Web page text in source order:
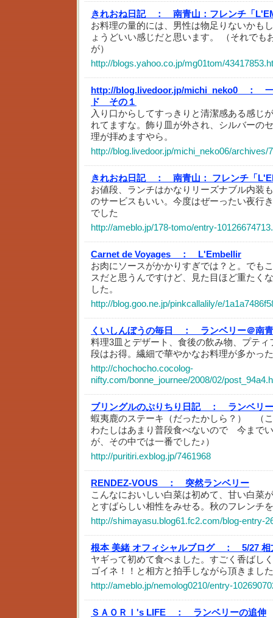
きれおね日記 ：
南青山：フレンチ「
お料理の量的には、男性は物足りないかも
ょうどいい感じだと思います。 （それでも
が）
http://blogs.yahoo.co.jp/mg01tom/
http://blog.livedoor.jp/michi_neko0 ：
ド その１
入り口からしてすっきりと清潔感ある感じ
れてますな。飾り皿が外され、シルバーの
理が拝めますやら。
http://blog.livedoor.jp/michi_neko06/archives/
きれおね日記 ：
南青山： フレンチ「
お値段、ランチはかなりリーズナブル内装
のサービスもいい。今度はぜーったい夜行
でした
http://ameblo.jp/178-tomo/entry-
Carnet de Voyages ：
L'Embellir
お肉にソースがかかりすぎでは？と。でも
スだと思うんですけど、見た目ほど重たく
した。
http://blog.goo.ne.jp/pinkcallalily/e/
くいしんぼうの毎日 ：
ランベリー＠南
料理3皿とデザート、食後の飲み物、プテ
段はお得。繊細で華やかなお料理が多かっ
http://chochocho.cocolog-
nifty.com/bonne_journee/2008/02/
ブリングルのぷりちり日記 ：
ランベリー
蝦夷鹿のステーキ（だったかしら？） （
わたしはあまり普段食べないので 今まで
が、その中では一番でした♪）
http://puritiri.exblog.jp/7461968
RENDEZ-VOUS ：
突然ランベリー
こんなにおいしい白菜は初めて、甘い白菜
とすばらしい相性をみせる。秋のフレンチ
http://shimayasu.blog61.fc2.com/blog-entry-
根本 美緒 オフィシャルブログ ：
5/27
ヤギって初めて食べました。すごく香ばし
ゴイネ！！と相方と拍手しながら頂きました
http://ameblo.jp/nemolog0210/entry-
ＳＡＯＲＩ's LIFE ：
ランベリーの追伸